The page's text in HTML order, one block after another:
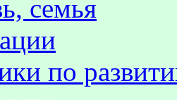
семья
по